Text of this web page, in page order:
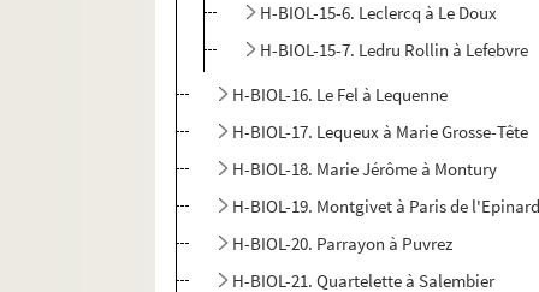
H-BIOL-15-6. Leclercq à Le Doux
H-BIOL-15-7. Ledru Rollin à Lefebvre
H-BIOL-16. Le Fel à Lequenne
H-BIOL-17. Lequeux à Marie Grosse-Tête
H-BIOL-18. Marie Jérôme à Montury
H-BIOL-19. Montgivet à Paris de
H-BIOL-20. Parrayon à Puvrez
H-BIOL-21. Quartelette à Salembier